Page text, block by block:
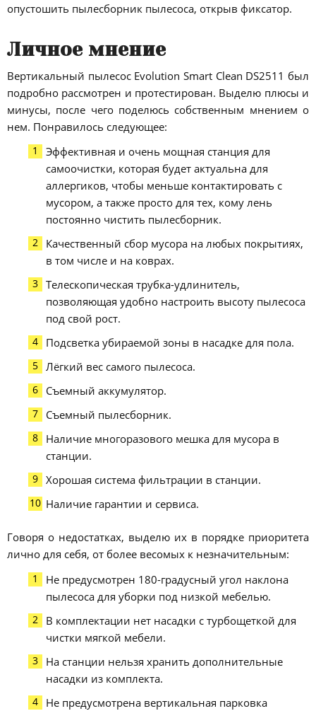
опустошить пылесборник пылесоса, открыв фиксатор.
Личное мнение
Вертикальный пылесос Evolution Smart Clean DS2511 был
подробно рассмотрен и протестирован. Выделю плюсы и
минусы, после чего поделюсь собственным мнением о
нем. Понравилось следующее:
Эффективная и очень мощная станция для
самоочистки, которая будет актуальна для
аллергиков, чтобы меньше контактировать с
мусором, а также просто для тех, кому лень
постоянно чистить пылесборник.
Качественный сбор мусора на любых покрытиях,
в том числе и на коврах.
Телескопическая трубка-удлинитель,
позволяющая удобно настроить высоту пылесоса
под свой рост.
Подсветка убираемой зоны в насадке для пола.
Лёгкий вес самого пылесоса.
Съемный аккумулятор.
Съемный пылесборник.
Наличие многоразового мешка для мусора в
станции.
Хорошая система фильтрации в станции.
Наличие гарантии и сервиса.
Говоря о недостатках, выделю их в порядке приоритета
лично для себя, от более весомых к незначительным:
Не предусмотрен 180-градусный угол наклона
пылесоса для уборки под низкой мебелью.
В комплектации нет насадки с турбощеткой для
чистки мягкой мебели.
На станции нельзя хранить дополнительные
насадки из комплекта.
Не предусмотрена вертикальная парковка